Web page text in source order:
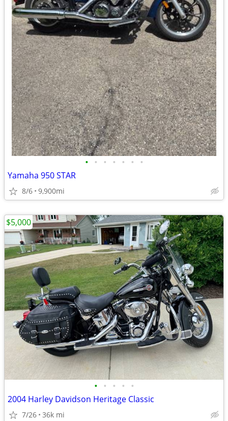
• • • • • • •
Yamaha 950 STAR
8/6 9,900mi
• • • • •
2004 Harley Davidson Heritage Classic
7/26 36k mi
$5,000